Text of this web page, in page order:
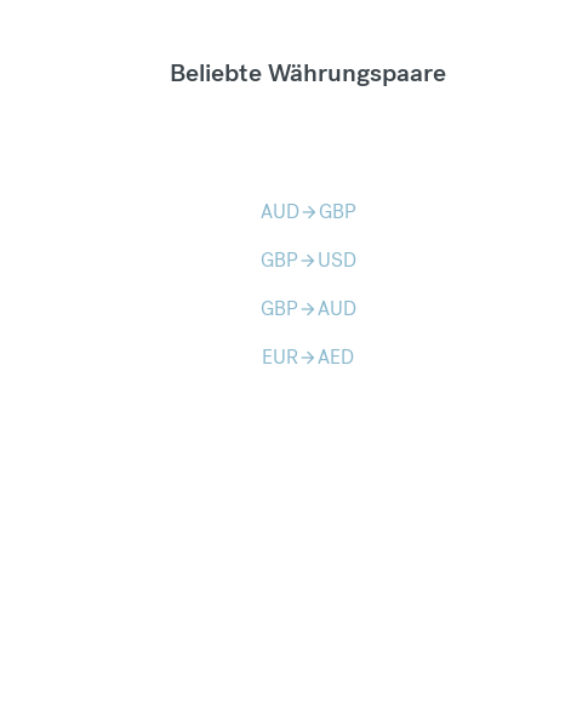
Beliebte Währungspaare
AUDarrow_forward GBP
GBParrow_forward USD
GBParrow_forwardAUD
EURarrow_forwardAED